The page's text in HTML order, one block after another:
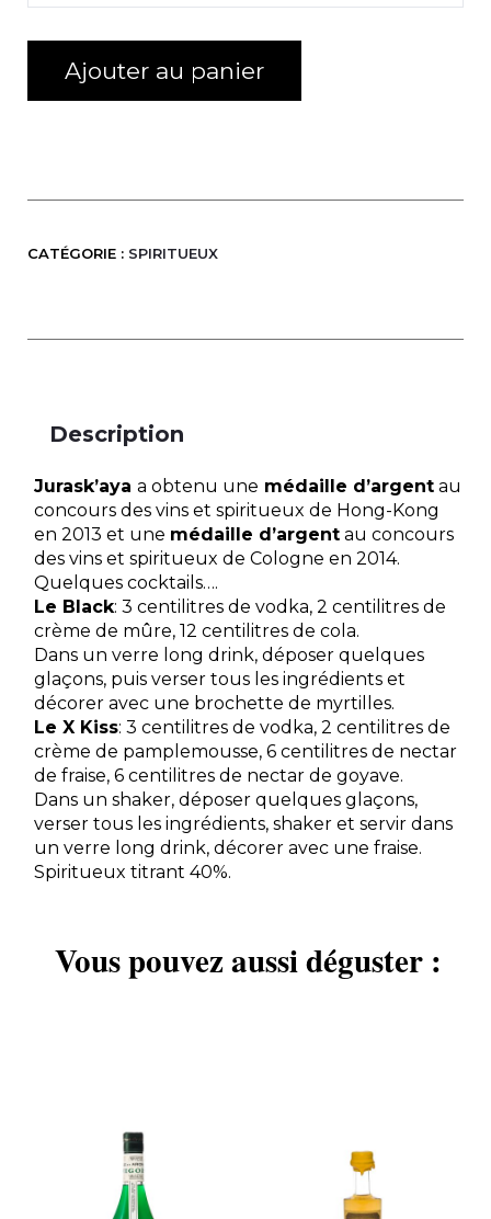
jurask'aya
Ajouter au panier
CATÉGORIE : SPIRITUEUX
Description
Jurask’aya a obtenu une médaille d’argent au
concours des vins et spiritueux de Hong-Kong
en 2013 et une médaille d’argent au concours
des vins et spiritueux de Cologne en 2014.
Quelques cocktails….
Le Black: 3 centilitres de vodka, 2 centilitres de
crème de mûre, 12 centilitres de cola.
Dans un verre long drink, déposer quelques
glaçons, puis verser tous les ingrédients et
décorer avec une brochette de myrtilles.
Le X Kiss: 3 centilitres de vodka, 2 centilitres de
crème de pamplemousse, 6 centilitres de nectar
de fraise, 6 centilitres de nectar de goyave.
Dans un shaker, déposer quelques glaçons,
verser tous les ingrédients, shaker et servir dans
un verre long drink, décorer avec une fraise.
Spiritueux titrant 40%.
Vous pouvez aussi déguster :